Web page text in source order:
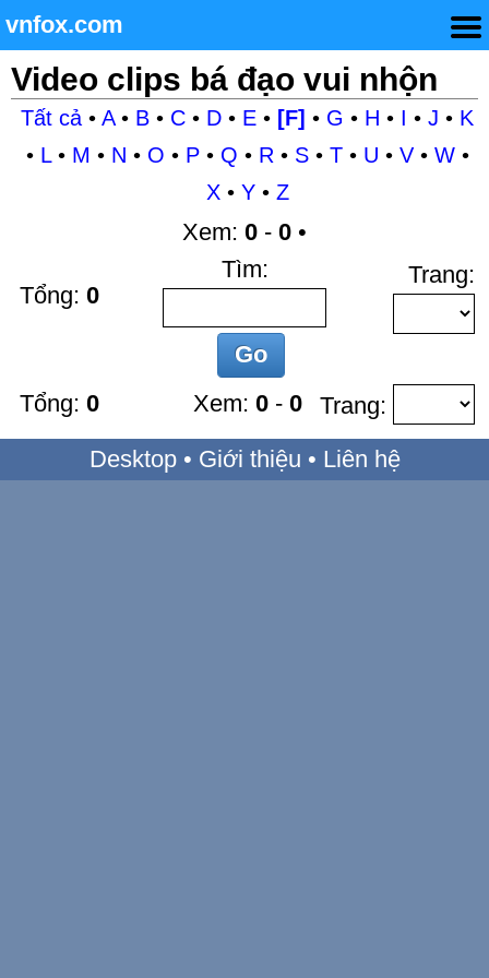
vnfox.com
Video clips bá đạo vui nhộn
Tất cả • A• B • C • D • E • [F] • G • H • I • J • K
• L• M • N • O • P• Q • R • S• T• U • V• W•
X• Y• Z
Tổng: 0
Xem: 0 - 0 •
Tìm:
Trang:
Tổng: 0 Xem: 0- 0
Trang:
Desktop• Giới thiệu • Liên hệ